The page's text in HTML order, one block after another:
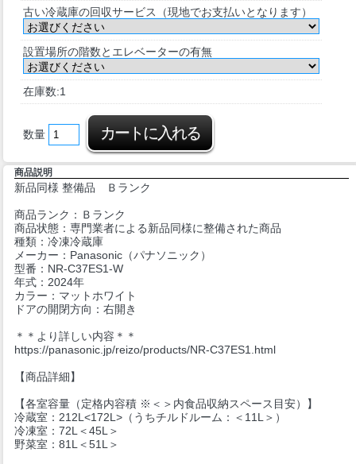
古い冷蔵庫の回収サービス（現地でお支払いとなります）
設置場所の階数とエレベーターの有無
在庫数:1
数量
商品説明
新品同様 整備品 Ｂランク
商品ランク：Ｂランク
商品状態：専門業者による新品同様に整備された商品
種類：冷凍冷蔵庫
メーカー：Panasonic（パナソニック）
型番：NR-C37ES1-W
年式：2024年
カラー：マットホワイト
ドアの開閉方向：右開き
＊＊より詳しい内容＊＊
https://panasonic.jp/reizo/products/NR-C37ES1.html
【商品詳細】
【各室容量（定格内容積 ※＜＞内食品収納スペース目安）】
冷蔵室：212L<172L>（うちチルドルーム：＜11L＞）
冷凍室：72L＜45L＞
野菜室：81L＜51L＞